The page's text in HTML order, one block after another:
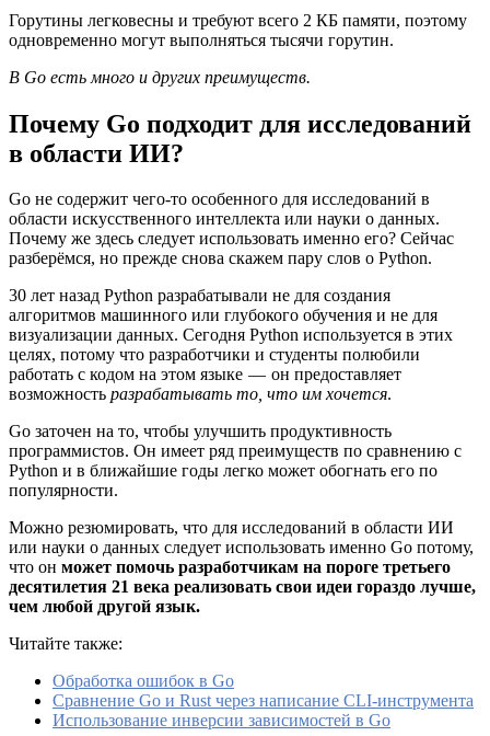
Горутины легковесны и требуют всего 2 КБ памяти, поэтому
одновременно могут выполняться тысячи горутин.
В Go есть много и других преимуществ.
Почему Go подходит для исследований
в области ИИ?
Go не содержит чего-то особенного для исследований в
области искусственного интеллекта или науки о данных.
Почему же здесь следует использовать именно его? Сейчас
разберёмся, но прежде снова скажем пару слов о Python.
30 лет назад Python разрабатывали не для создания
алгоритмов машинного или глубокого обучения и не для
визуализации данных. Сегодня Python используется в этих
целях, потому что разработчики и студенты полюбили
работать с кодом на этом языке — он предоставляет
возможность разрабатывать то, что им хочется.
Go заточен на то, чтобы улучшить продуктивность
программистов. Он имеет ряд преимуществ по сравнению с
Python и в ближайшие годы легко может обогнать его по
популярности.
Можно резюмировать, что для исследований в области ИИ
или науки о данных следует использовать именно Go потому,
что он может помочь разработчикам на пороге третьего
десятилетия 21 века реализовать свои идеи гораздо лучше,
чем любой другой язык.
Читайте также:
Обработка ошибок в Go
Сравнение Go и Rust через написание CLI-инструмента
Использование инверсии зависимостей в Go